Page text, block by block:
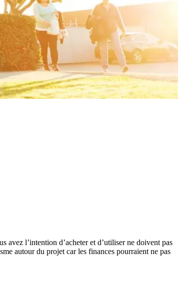
avez l’intention d’acheter et d’utiliser ne doivent pas
autour du projet car les finances pourraient ne pas